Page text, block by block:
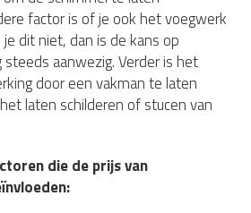
factor is of je ook het voegwerk
dit niet, dan is de kans op
aanwezig. Verder is het
door een vakman te laten
laten schilderen of stucen van
die de prijs van